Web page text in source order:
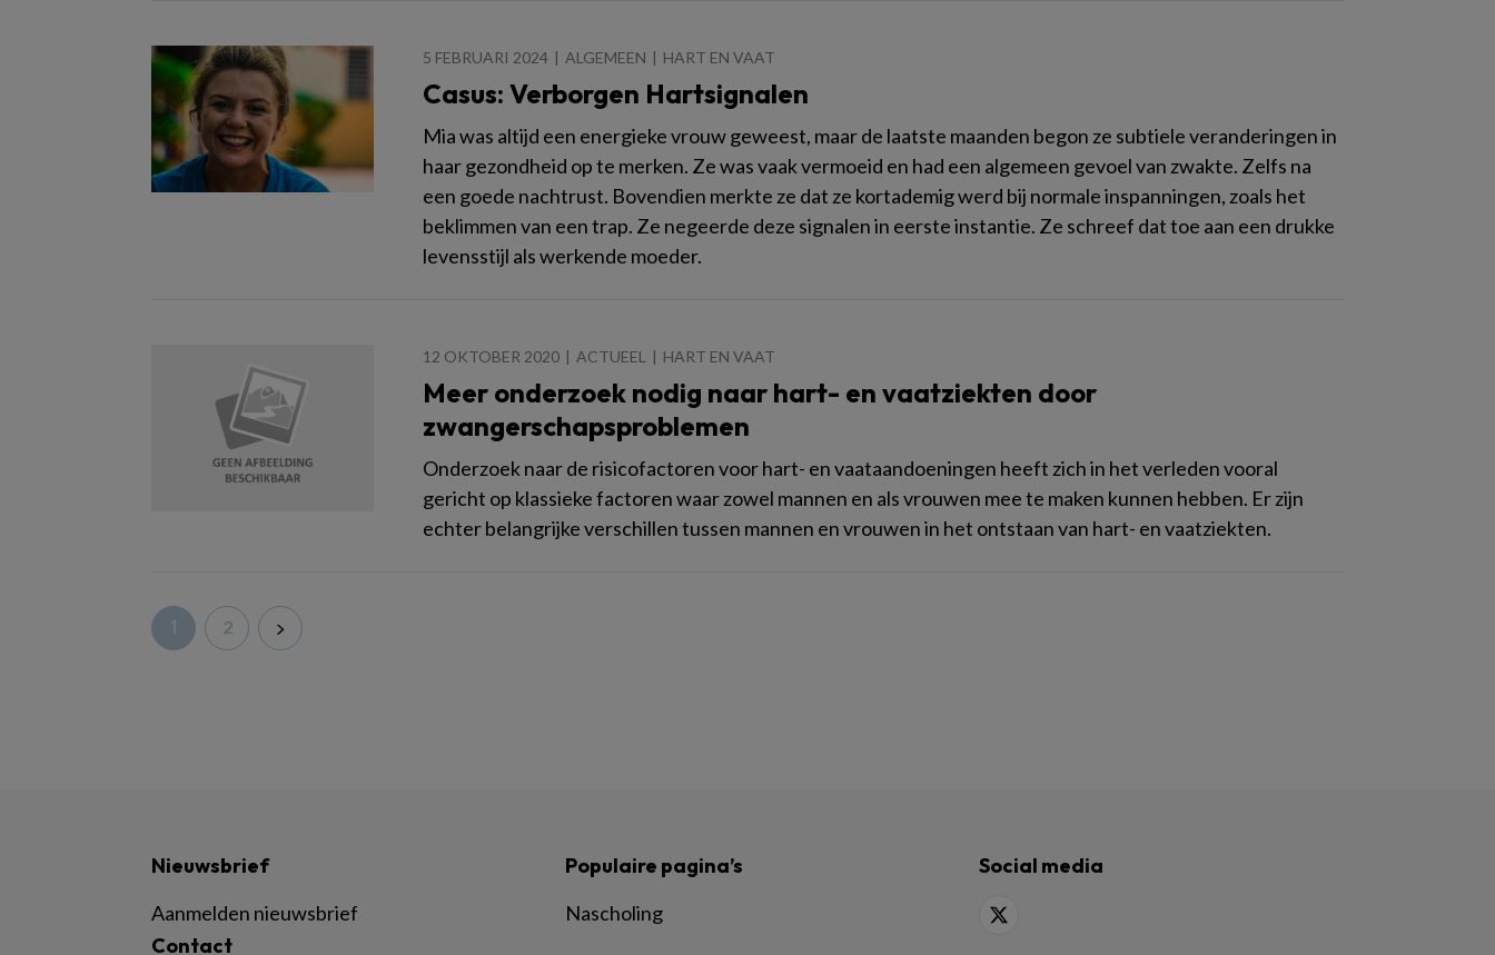
5 FEBRUARI 2024 ALGEMEEN HART EN VAAT
Casus: Verborgen Hartsignalen
Mia was altijd een energieke vrouw geweest, maar de laatste maanden begon ze subtiele veranderingen in
haar gezondheid op te merken. Ze was vaak vermoeid en had een algemeen gevoel van zwakte. Zelfs na
een goede nachtrust. Bovendien merkte ze dat ze kortademig werd bij normale inspanningen, zoals het
beklimmen van een trap. Ze negeerde deze signalen in eerste instantie. Ze schreef dat toe aan een drukke
levensstijl als werkende moeder.
12 OKTOBER 2020 ACTUEEL HART EN VAAT
Meer onderzoek nodig naar hart- en vaatziekten door
zwangerschapsproblemen
Onderzoek naar de risicofactoren voor hart- en vaataandoeningen heeft zich in het verleden vooral
gericht op klassieke factoren waar zowel mannen en als vrouwen mee te maken kunnen hebben. Er zijn
echter belangrijke verschillen tussen mannen en vrouwen in het ontstaan van hart- en vaatziekten.
1 2
Nieuwsbrief
Aanmelden nieuwsbrief
Contact
Populaire pagina’s
Nascholing
Social media